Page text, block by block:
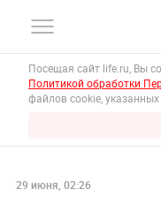
Посещая сайт life.ru, Вы
Политикой обработки
файлов cookie,
29 июня, 02:26